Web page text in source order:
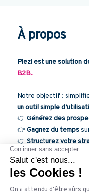
À propos
Plezi est une solution
B2B.
Notre objectif :
un outil simple
👉Générez des
👉Gagnez du temps
👉Structurez votre
Déjà plus de400
font confiance !